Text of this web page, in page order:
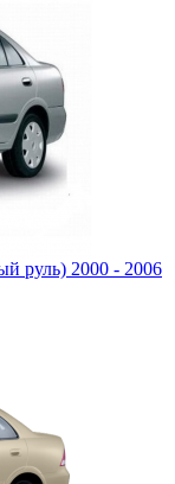
руль) 2000 - 2006